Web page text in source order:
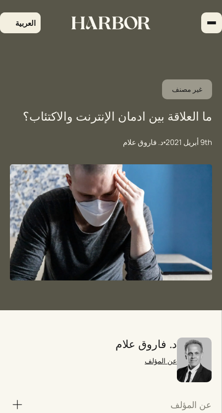
إلى
المحتوى
العربية
غير مصنف
ما العلاقة بين ادمان الإنترنت والاكتئاب؟
9th أبريل 2021 د. فاروق علام
د. فاروق علام
عن المؤلف
عن المؤلف